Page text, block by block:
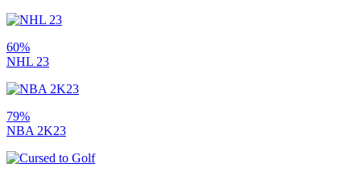
60%
NHL 23
79%
NBA 2K23